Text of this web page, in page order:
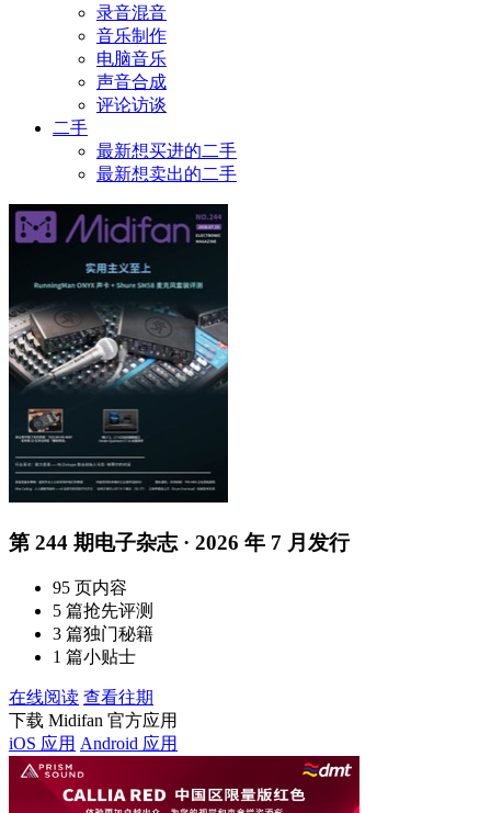
录音混音
音乐制作
电脑音乐
声音合成
评论访谈
二手
最新想买进的二手
最新想卖出的二手
第 244 期电子杂志 · 2026 年 7 月发行
95 页内容
5 篇抢先评测
3 篇独门秘籍
1 篇小贴士
在线阅读 查看往期
下载 Midifan 官方应用
iOS 应用 Android 应用